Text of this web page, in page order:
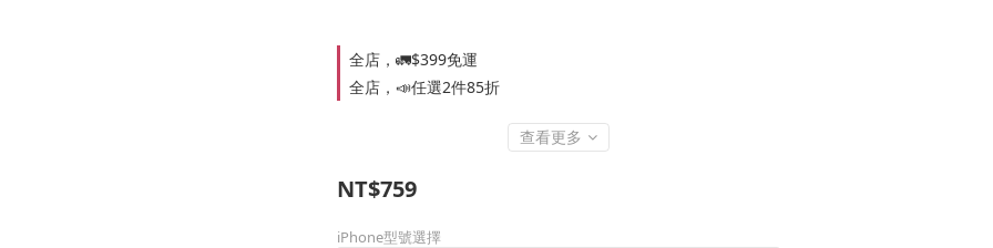
全店，🚛$399免運
全店，📣任選2件85折
查看更多
NT$759
iPhone型號選擇